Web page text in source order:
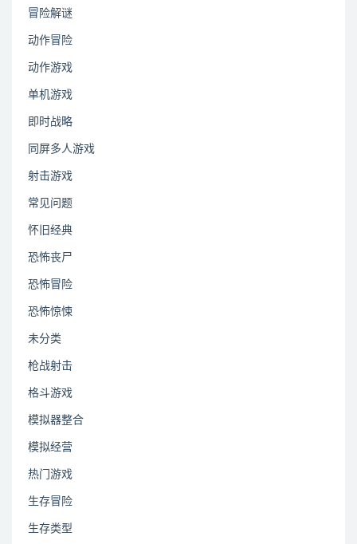
冒险解谜
动作冒险
动作游戏
单机游戏
即时战略
同屏多人游戏
射击游戏
常见问题
怀旧经典
恐怖丧尸
恐怖冒险
恐怖惊悚
未分类
枪战射击
格斗游戏
模拟器整合
模拟经营
热门游戏
生存冒险
生存类型